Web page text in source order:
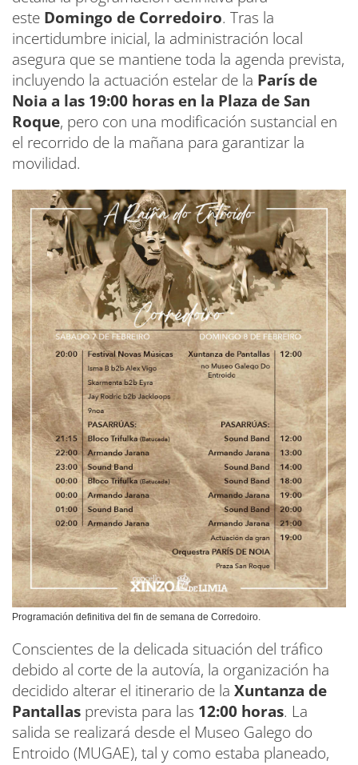
este Domingo de Corredoiro. Tras la
incertidumbre inicial, la administración local
asegura que se mantiene toda la agenda prevista,
incluyendo la actuación estelar de la París de
Noia a las 19:00 horas en la Plaza de San
Roque, pero con una modificación sustancial en
el recorrido de la mañana para garantizar la
movilidad.
Programación definitiva del fin de semana de Corredoiro.
Conscientes de la delicada situación del tráfico
debido al corte de la autovía, la organización ha
decidido alterar el itinerario de la Xuntanza de
Pantallas prevista para las 12:00 horas. La
salida se realizará desde el Museo Galego do
Entroido (MUGAE), tal y como estaba planeado,